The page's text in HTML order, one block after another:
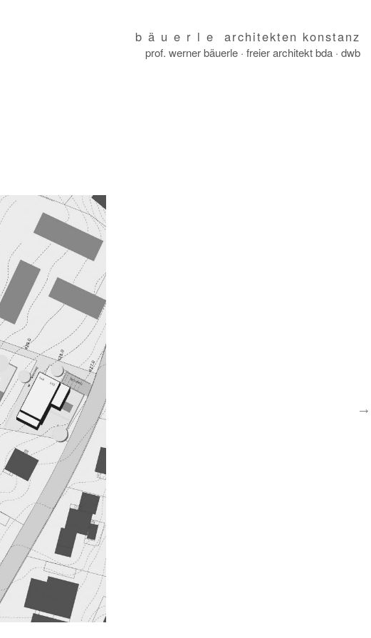
b ä u e r l e architekten konstanz
prof. werner bäuerle · freier architekt bda · dwb